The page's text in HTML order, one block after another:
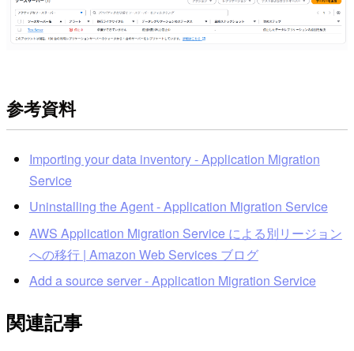
参考資料
Importing your data inventory - Application Migration
Service
Uninstalling the Agent - Application Migration Service
AWS Application Migration Service による別リージョン
への移行 | Amazon Web Services ブログ
Add a source server - Application Migration Service
関連記事